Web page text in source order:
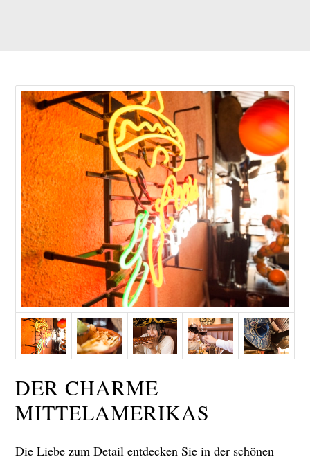
DER CHARME
MITTELAMERIKAS
Die Liebe zum Detail entdecken Sie in der schönen